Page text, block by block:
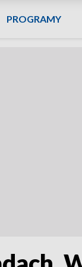
PROGRAMY